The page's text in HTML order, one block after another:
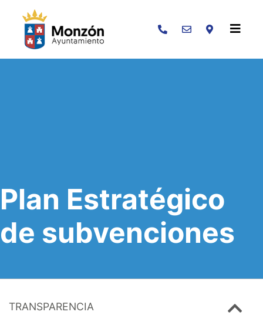
Buscar
Plan Estratégico
de subvenciones
TRANSPARENCIA